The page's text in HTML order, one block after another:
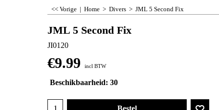
<< Vorige | Home > Divers > JML 5 Second Fix
JML 5 Second Fix
JI0120
€9.99 incl BTW
Beschikbaarheid: 30